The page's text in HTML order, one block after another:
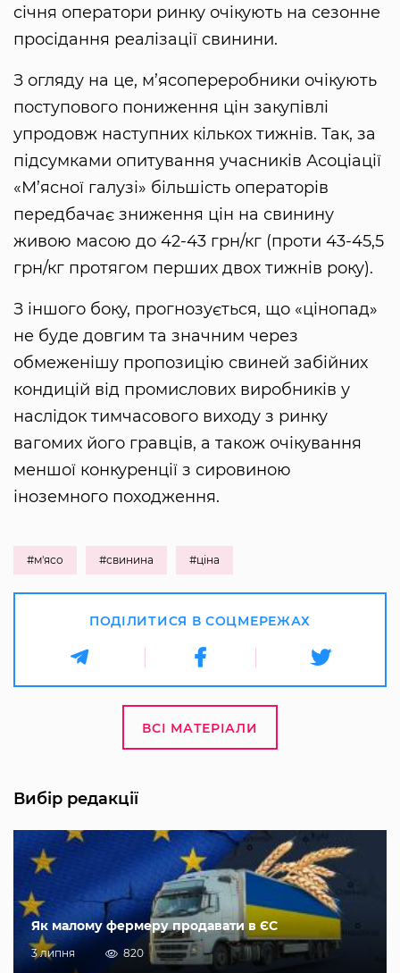
січня оператори ринку очікують на сезонне
просідання реалізації свинини.
З огляду на це, м’ясопереробники очікують
поступового пониження цін закупівлі
упродовж наступних кількох тижнів. Так, за
підсумками опитування учасників Асоціації
«М’ясної галузі» більшість операторів
передбачає зниження цін на свинину
живою масою до 42-43 грн/кг (проти 43-45,5
грн/кг протягом перших двох тижнів року).
З іншого боку, прогнозується, що «цінопад»
не буде довгим та значним через
обмеженішу пропозицію свиней забійних
кондицій від промислових виробників у
наслідок тимчасового виходу з ринку
вагомих його гравців, а також очікування
меншої конкуренції з сировиною
іноземного походження.
#м'ясо #свинина #ціна
ПОДІЛИТИСЯ В СОЦМЕРЕЖАХ
ВСІ МАТЕРІАЛИ
Вибір редакції
Як малому фермеру продавати в ЄС
3 липня 820